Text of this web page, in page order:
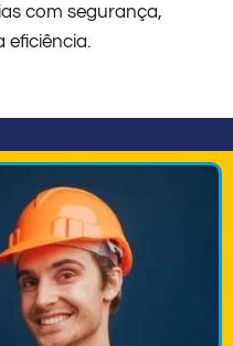
com segurança,
eficiência.